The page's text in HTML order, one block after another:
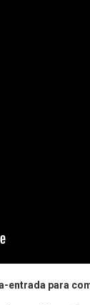
entrada para